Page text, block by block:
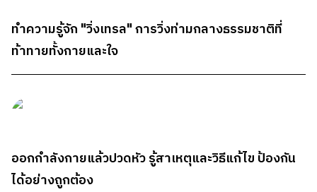
ทำความรู้จัก "วิ่งเทรล" การวิ่งท่ามกลางธรรมชาติที่
ท้าทายทั้งกายและใจ
ออกกําลังกายแล้วปวดหัว รู้สาเหตุและวิธีแก้ไข ป้องกัน
ได้อย่างถูกต้อง